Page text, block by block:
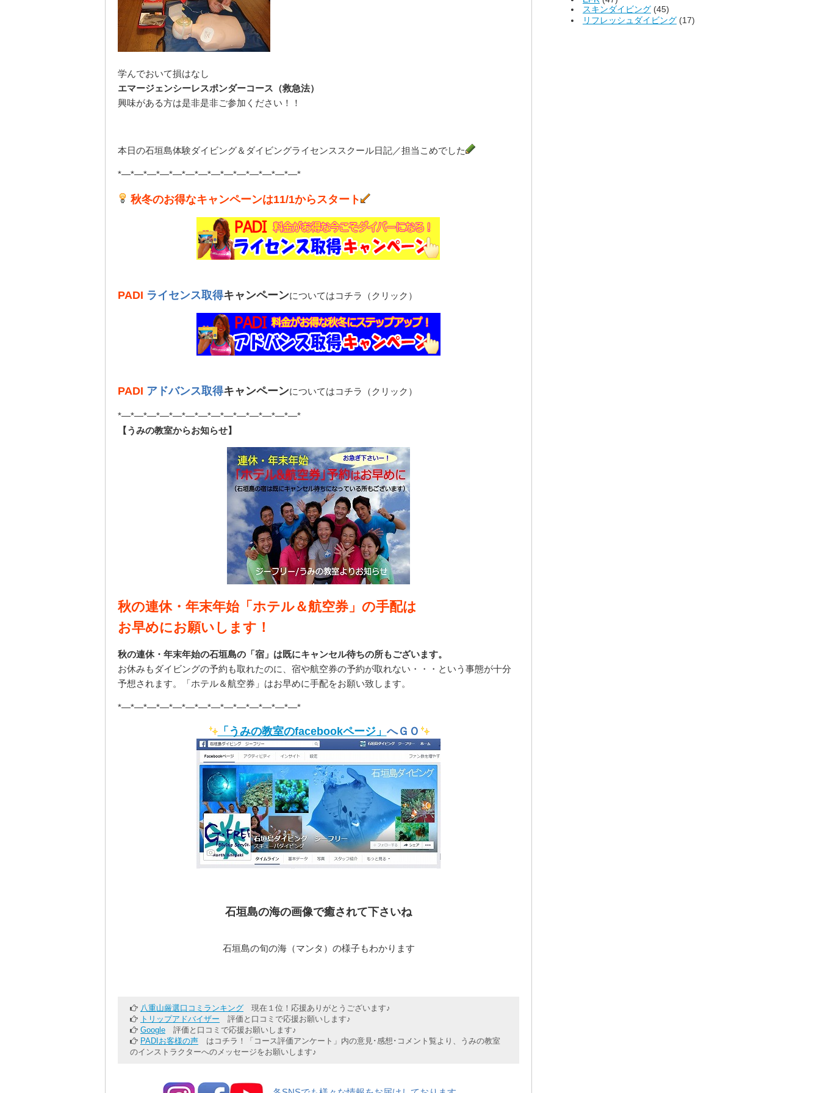
スキンダイビング (45)
リフレッシュダイビング (17)
学んでおいて損はなし
エマージェンシーレスポンダーコース（救急法）
興味がある方は是非是非ご参加ください！！
本日の石垣島体験ダイビング＆ダイビングライセンススクール日記／担当こめでした
*—*—*—*—*—*—*—*—*—*—*—*—*—*—*
秋冬のお得なキャンペーンは11/1からスタート
PADI ライセンス取得キャンペーンについてはコチラ（クリック）
PADI アドバンス取得キャンペーンについてはコチラ（クリック）
*—*—*—*—*—*—*—*—*—*—*—*—*—*—*
【うみの教室からお知らせ】
秋の連休・年末年始「ホテル＆航空券」の手配は
お早めにお願いします！
秋の連休・年末年始の石垣島の「宿」は既にキャンセル待ちの所もございます。
お休みもダイビングの予約も取れたのに、宿や航空券の予約が取れない・・・という事態が十分
予想されます。「ホテル＆航空券」はお早めに手配をお願い致します。
*—*—*—*—*—*—*—*—*—*—*—*—*—*—*
「うみの教室のfacebookページ」 へＧＯ
石垣島の海の画像で癒されて下さいね
石垣島の旬の海（マンタ）の様子もわかります
八重山厳選口コミランキング 現在１位！応援ありがとうございます♪
トリップアドバイザー 評価と口コミで応援お願いします♪
Google 評価と口コミで応援お願いします♪
PADIお客様の声 はコチラ！「コース評価アンケート」内の意見･感想･コメント覧より、うみの教室
のインストラクターへのメッセージをお願いします♪